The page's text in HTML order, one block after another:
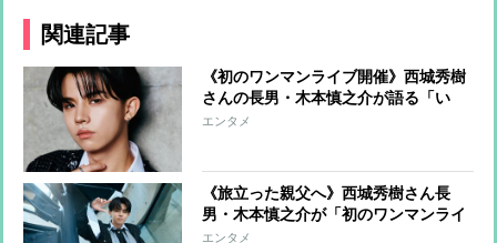
関連記事
《初のワンマンライブ開催》西城秀樹
さんの長男・木本慎之介が語る「い
ま、親父の曲を歌う理由」
エンタメ
《旅立った親父へ》西城秀樹さん長
男・木本慎之介が「初のワンマンライ
ブ」開催「皆さんを夢中にさせます」
エンタメ